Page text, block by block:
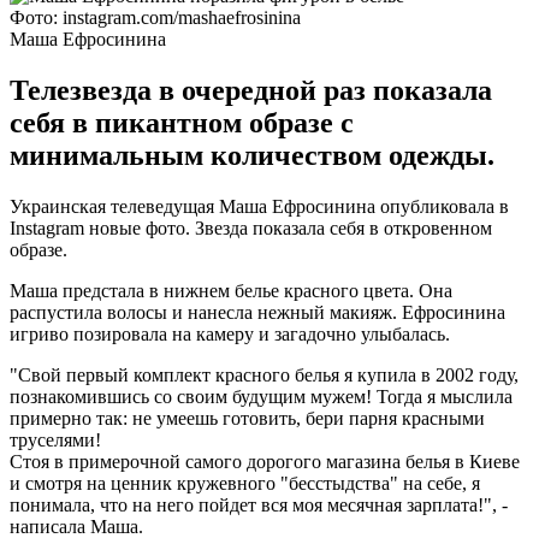
Фото: instagram.com/mashaefrosinina
Маша Ефросинина
Телезвезда в очередной раз показала
себя в пикантном образе с
минимальным количеством одежды.
Украинская телеведущая Маша Ефросинина опубликовала в
Instagram новые фото. Звезда показала себя в откровенном
образе.
Маша предстала в нижнем белье красного цвета. Она
распустила волосы и нанесла нежный макияж. Ефросинина
игриво позировала на камеру и загадочно улыбалась.
"Свой первый комплект красного белья я купила в 2002 году,
познакомившись со своим будущим мужем! Тогда я мыслила
примерно так: не умеешь готовить, бери парня красными
труселями!
Стоя в примерочной самого дорогого магазина белья в Киеве
и смотря на ценник кружевного "бесстыдства" на себе, я
понимала, что на него пойдет вся моя месячная зарплата!", -
написала Маша.